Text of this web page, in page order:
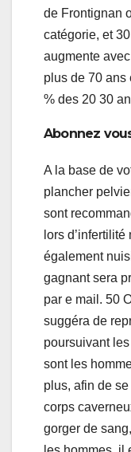
de Frontignan
catégorie, et
augmente
plus de 70 ans
% des 20 30
Abonnez
A la base de
plancher
sont
lors
également
gagnant sera
par e mail. 50
suggéra de
poursuivant
sont les
plus, afin de
corps
gorger de